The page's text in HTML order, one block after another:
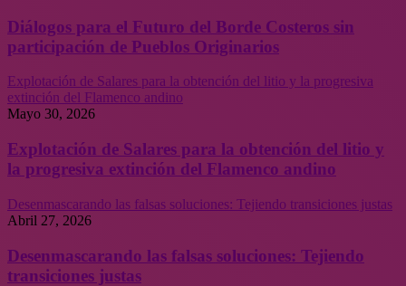
Diálogos para el Futuro del Borde Costeros sin
participación de Pueblos Originarios
Explotación de Salares para la obtención del litio y la progresiva
extinción del Flamenco andino
Mayo 30, 2026
Explotación de Salares para la obtención del litio y
la progresiva extinción del Flamenco andino
Desenmascarando las falsas soluciones: Tejiendo transiciones justas
Abril 27, 2026
Desenmascarando las falsas soluciones: Tejiendo
transiciones justas